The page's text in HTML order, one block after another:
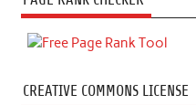
CREATIVE COMMONS LICENSE